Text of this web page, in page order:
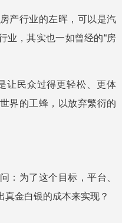
产行业的左晖，可以是汽
业，其实也一如曾经的“房
让民众过得更轻松、更体
界的工蜂，以放弃繁衍的
：为了这个目标，平台、
金白银的成本来实现？